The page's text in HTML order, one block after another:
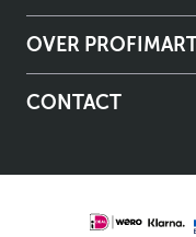
OVER
CONTACT